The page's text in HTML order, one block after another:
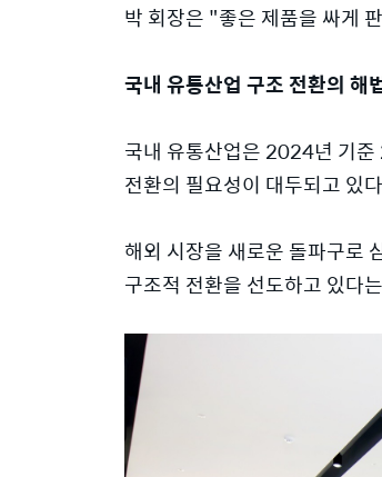
박 회장은 "좋은 제품을 싸게
국내 유통산업 구조 전환의 해
국내 유통산업은 2024년 기준
전환의 필요성이 대두되고 있
해외 시장을 새로운 돌파구로
구조적 전환을 선도하고 있다